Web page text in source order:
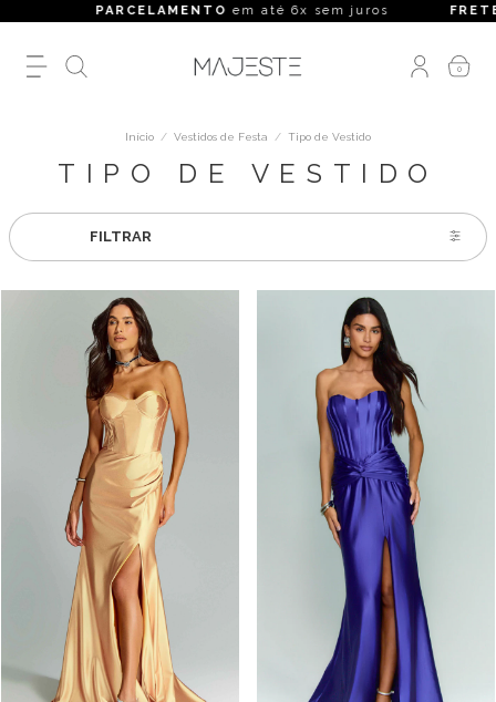
PARCELAMENTOem até 6x sem jurosFRETE
0
Início / Vestidos de Festa / Tipo de Vestido
TIPO DE VESTIDO
FILTRAR